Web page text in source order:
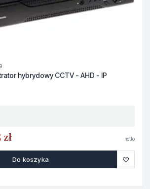
hybrydowy CCTV - AHD - IP
netto
Do koszyka ♡